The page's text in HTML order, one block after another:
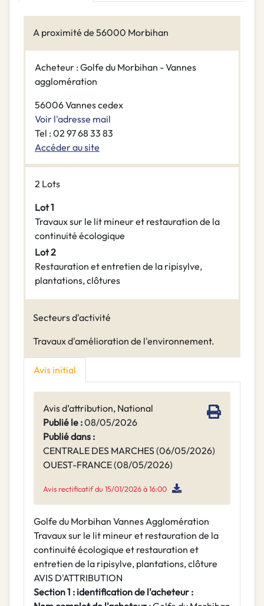
A proximité de 56000 Morbihan
Acheteur : Golfe du Morbihan - Vannes
agglomération
56006 Vannes cedex
Voir l'adresse mail
Tel : 02 97 68 33 83
Accéder au site
2 Lots
Lot 1
Travaux sur le lit mineur et restauration de la
continuité écologique
Lot 2
Restauration et entretien de la ripisylve,
plantations, clôtures
Secteurs d'activité
Travaux d'amélioration de l'environnement.
Avis initial
Avis d’attribution, National
Publié le :08/05/2026
Publié dans :
CENTRALE DES MARCHES (06/05/2026)
OUEST-FRANCE (08/05/2026)
Avis rectificatif du 15/01/2026 à 16:00
Golfe du Morbihan Vannes Agglomération
Travaux sur le lit mineur et restauration de la
continuité écologique et restauration et
entretien de la ripisylve, plantations, clôture
AVIS D'ATTRIBUTION
Section 1 : identification de l'acheteur :